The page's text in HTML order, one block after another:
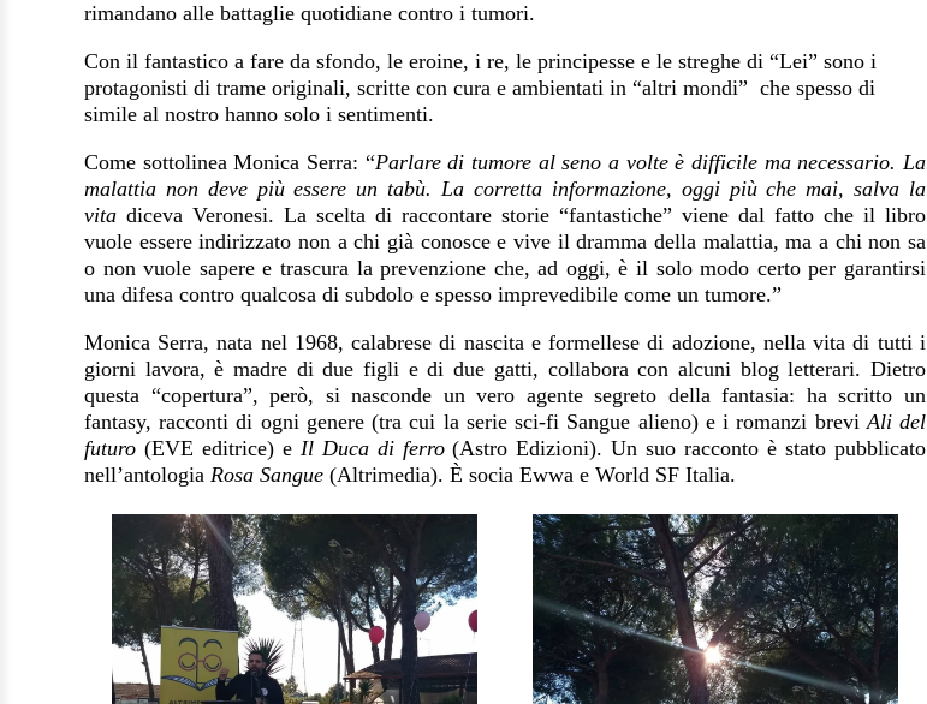
rimandano alle battaglie quotidiane contro i tumori.
Con il fantastico a fare da sfondo, le eroine, i re, le principesse e le streghe di “Lei” sono i
protagonisti di trame originali, scritte con cura e ambientati in “altri mondi” che spesso di
simile al nostro hanno solo i sentimenti.
Come sottolinea Monica Serra: “Parlare di tumore al seno a volte è difficile ma necessario. La
malattia non deve più essere un tabù. La corretta informazione, oggi più che mai, salva la
vita diceva Veronesi. La scelta di raccontare storie “fantastiche” viene dal fatto che il libro
vuole essere indirizzato non a chi già conosce e vive il dramma della malattia, ma a chi non sa
o non vuole sapere e trascura la prevenzione che, ad oggi, è il solo modo certo per garantirsi
una difesa contro qualcosa di subdolo e spesso imprevedibile come un tumore.”
Monica Serra, nata nel 1968, calabrese di nascita e formellese di adozione, nella vita di tutti i
giorni lavora, è madre di due figli e di due gatti, collabora con alcuni blog letterari. Dietro
questa “copertura”, però, si nasconde un vero agente segreto della fantasia: ha scritto un
fantasy, racconti di ogni genere (tra cui la serie sci-fi Sangue alieno) e i romanzi breviAli del
futuro (EVE editrice) e Il Duca di ferro(Astro Edizioni). Un suo racconto è stato pubblicato
nell’antologia Rosa Sangue (Altrimedia). È socia Ewwa e World SF Italia.